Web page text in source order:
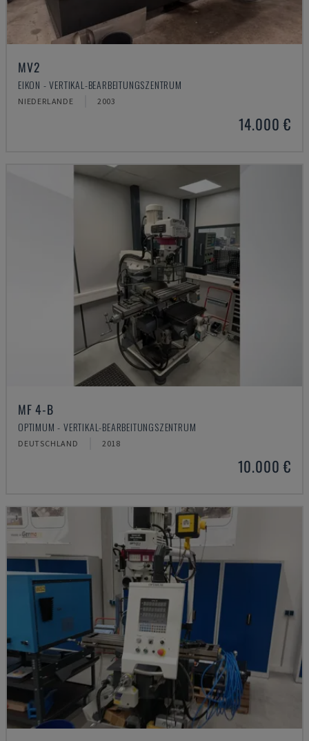
MV2
EIKON - VERTIKAL-BEARBEITUNGSZENTRUM
NIEDERLANDE 2003
14.000 €
MF 4-B
OPTIMUM - VERTIKAL-BEARBEITUNGSZENTRUM
DEUTSCHLAND 2018
10.000 €